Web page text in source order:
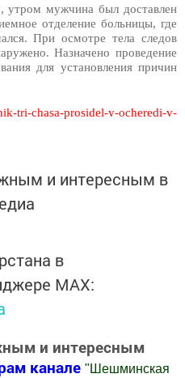
мужчина был доставлен
отделение больницы, где
При осмотре тела следов
Назначено проведение
для установления причин
tri-chasa-prosidel-v-ocheredi-v-
и интересным в
в
MАХ:
и интересным
канале " Шешминская